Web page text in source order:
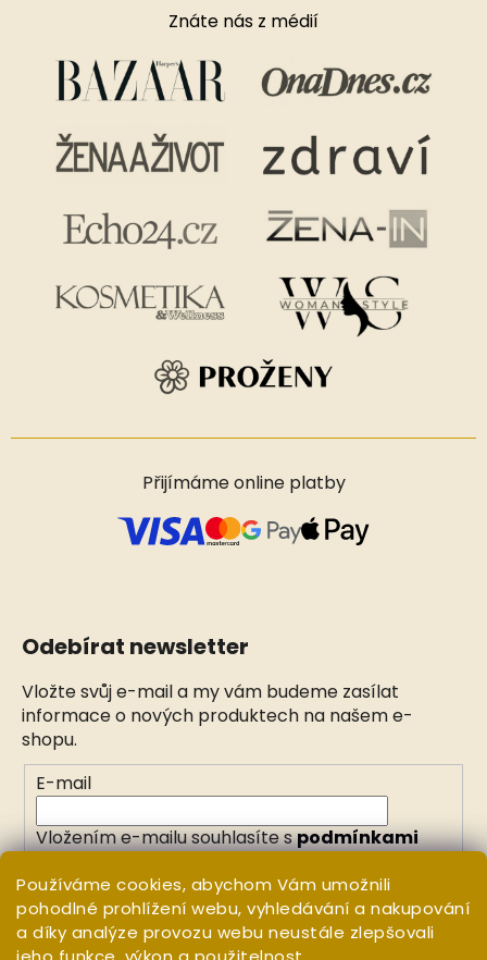
Používáme cookies, abychom Vám umožnili
pohodlné prohlížení webu, vyhledávání a nakupování
a díky analýze provozu webu neustále zlepšovali
Znáte nás z médií
Přijímáme online platby
Odebírat newsletter
Vložte svůj e-mail a my vám budeme zasílat
informace o nových produktech na našem e-
shopu.
E-mail
Vložením e-mailu souhlasíte spodmínkami
PŘIHLÁSIT SE